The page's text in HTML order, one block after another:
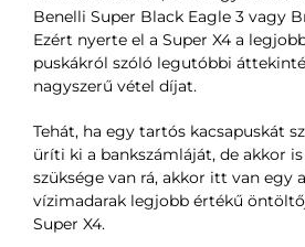
Benelli Super Black Eagle 3 vagy
Ezért nyerte el a Super X4 a
puskákról szóló legutóbbi
nagyszerű vétel díjat.
Tehát, ha egy tartós kacsapuskát
üríti ki a bankszámláját, de akkor
szüksége van rá, akkor itt van egy
vízimadarak legjobb értékű
Super X4.